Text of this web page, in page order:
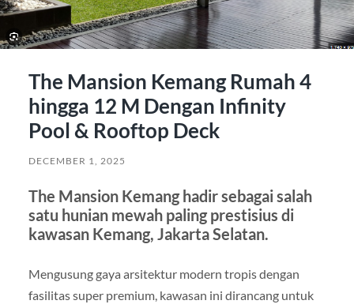
The Mansion Kemang Rumah 4
hingga 12 M Dengan Infinity
Pool & Rooftop Deck
DECEMBER 1, 2025
The Mansion Kemang hadir sebagai salah
satu hunian mewah paling prestisius di
kawasan Kemang, Jakarta Selatan.
Mengusung gaya arsitektur modern tropis dengan
fasilitas super premium, kawasan ini dirancang untuk